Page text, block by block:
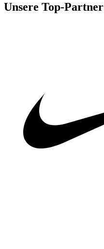
Unsere Top-Partner